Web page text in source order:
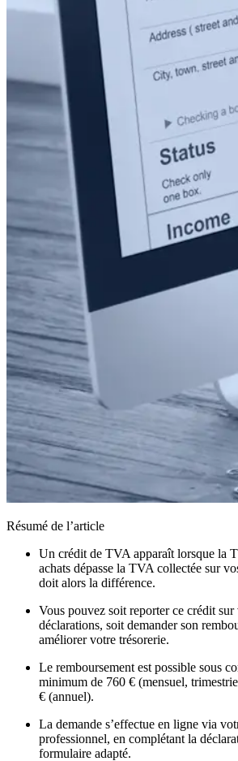
Résumé de l’article
Un crédit de TVA apparaît lorsque la
achats dépasse la TVA collectée sur
doit alors la différence.
Vous pouvez soit reporter ce crédit sur
déclarations, soit demander son
améliorer votre trésorerie.
Le remboursement est possible sous
minimum de 760 € (mensuel,
€ (annuel).
La demande s’effectue en ligne via
professionnel, en complétant la
formulaire adapté.